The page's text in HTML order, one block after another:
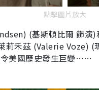
點擊圖片放大
(基斯頓比爾 飾
莉禾茲 (Valerie Voze)
令美國歷史發生巨變⋯⋯